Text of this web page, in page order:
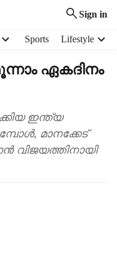
Sign in
Sports Lifestyle
ഏകദിനം
ഇന്ത്യ
മാനക്കേട്
വിജയത്തിനായി